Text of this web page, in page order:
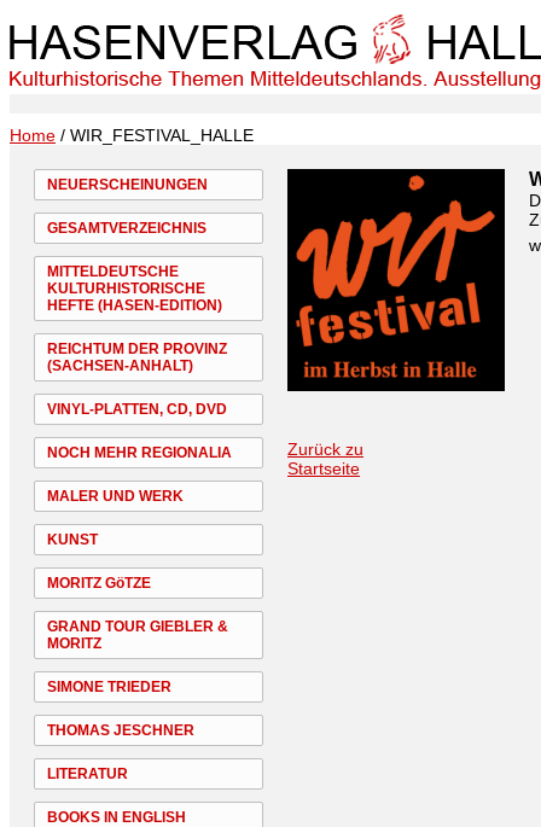
Home / WIR_FESTIVAL_HALLE
NEUERSCHEINUNGEN
GESAMTVERZEICHNIS
MITTELDEUTSCHE
KULTURHISTORISCHE
HEFTE (HASEN-EDITION)
REICHTUM DER PROVINZ
(SACHSEN-ANHALT)
VINYL-PLATTEN, CD, DVD
NOCH MEHR REGIONALIA
MALER UND WERK
KUNST
MORITZ GöTZE
GRAND TOUR GIEBLER &
MORITZ
SIMONE TRIEDER
THOMAS JESCHNER
LITERATUR
BOOKS IN ENGLISH
Zurück zu
Startseite